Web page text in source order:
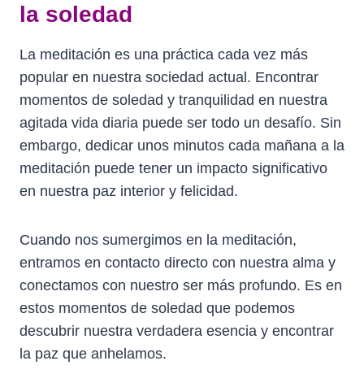
la soledad
La meditación es una práctica cada vez más
popular en nuestra sociedad actual. Encontrar
momentos de soledad y tranquilidad en nuestra
agitada vida diaria puede ser todo un desafío. Sin
embargo, dedicar unos minutos cada mañana a la
meditación puede tener un impacto significativo
en nuestra paz interior y felicidad.
Cuando nos sumergimos en la meditación,
entramos en contacto directo con nuestra alma y
conectamos con nuestro ser más profundo. Es en
estos momentos de soledad que podemos
descubrir nuestra verdadera esencia y encontrar
la paz que anhelamos.